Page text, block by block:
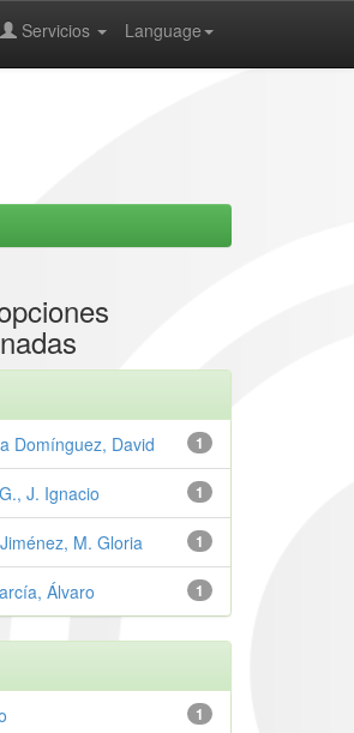
Language
Servicios
1
Domínguez, David
1
J. Ignacio
1
M. Gloria
1
Álvaro
1